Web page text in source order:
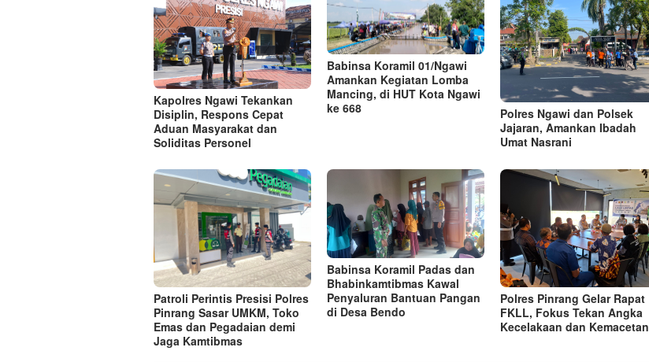
Kapolres Ngawi Tekankan
Disiplin, Respons Cepat
Aduan Masyarakat dan
Soliditas Personel
Babinsa Koramil 01/Ngawi
Amankan Kegiatan Lomba
Mancing, di HUT Kota Ngawi
ke 668
Polres Ngawi dan Polsek
Jajaran, Amankan Ibadah
Umat Nasrani
Patroli Perintis Presisi Polres
Pinrang Sasar UMKM, Toko
Emas dan Pegadaian demi
Jaga Kamtibmas
Babinsa Koramil Padas dan
Bhabinkamtibmas Kawal
Penyaluran Bantuan Pangan
di Desa Bendo
Polres Pinrang Gelar Rapat
FKLL, Fokus Tekan Angka
Kecelakaan dan Kemacetan